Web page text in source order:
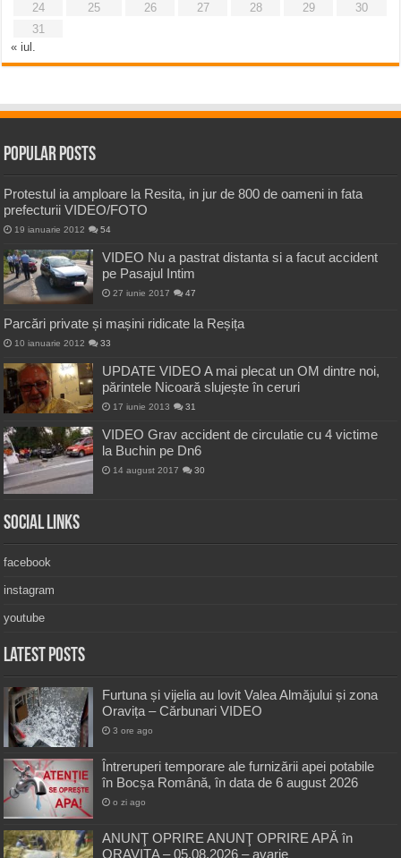
24
25 26 27 28 29
30
31
« iul.
Popular Posts
Protestul ia amploare la Resita, in jur de 800 de oameni in fata
prefecturii VIDEO/FOTO
19 ianuarie 2012 54
VIDEO Nu a pastrat distanta si a facut accident
pe Pasajul Intim
27 iunie 2017 47
Parcări private și mașini ridicate la Reșița
10 ianuarie 2012 33
UPDATE VIDEO A mai plecat un OM dintre noi,
părintele Nicoară slujește în ceruri
17 iunie 2013 31
VIDEO Grav accident de circulatie cu 4 victime
la Buchin pe Dn6
14 august 2017 30
Social Links
facebook
instagram
youtube
Latest Posts
Furtuna și vijelia au lovit Valea Almăjului și zona
Oravița – Cărbunari VIDEO
3 ore ago
Întreruperi temporare ale furnizării apei potabile
în Bocșa Română, în data de 6 august 2026
o zi ago
ANUNŢ OPRIRE ANUNŢ OPRIRE APĂ în
ORAVIȚA – 05.08.2026 – avarie